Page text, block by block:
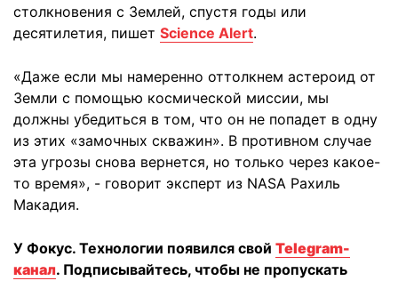
столкновения с Землей, спустя годы или
десятилетия, пишет Science Alert.
«Даже если мы намеренно оттолкнем астероид от
Земли с помощью космической миссии, мы
должны убедиться в том, что он не попадет в одну
из этих «замочных скважин». В противном случае
эта угрозы снова вернется, но только через какое-
то время», - говорит эксперт из NASA Рахиль
Макадия.
У Фокус. Технологии появился свой Telegram-
канал. Подписывайтесь, чтобы не пропускать